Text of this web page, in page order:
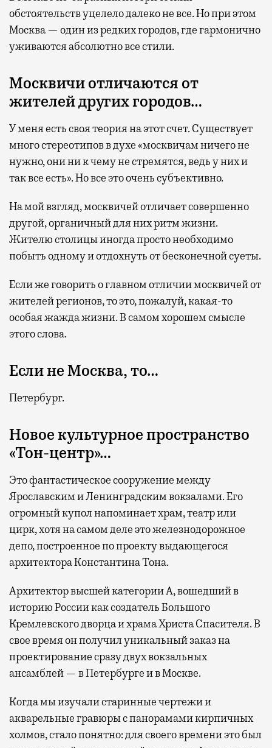
обстоятельств уцелело далеко не все.Но при этом
Москва — один из редких городов, где гармонично
уживаются абсолютно все стили.
Москвичи отличаются от
жителей других городов…
У меня есть своя теория на этот счет. Существует
много стереотипов в духе «москвичам ничего не
нужно, они ни к чему не стремятся, ведь у них и
так все есть». Но все это очень субъективно.
На мой взгляд, москвичей отличает совершенно
другой, органичный для них ритм жизни.
Жителю столицы иногда просто необходимо
побыть одному и отдохнуть от бесконечной суеты.
Если же говорить о главном отличии москвичей от
жителей регионов, то это, пожалуй, какая-то
особая жажда жизни. В самом хорошем смысле
этого слова.
Если не Москва, то…
Петербург.
Новое культурное пространство
«Тон-центр»…
Это фантастическое сооружение между
Ярославским и Ленинградским вокзалами. Его
огромный купол напоминает храм, театр или
цирк, хотя на самом деле это железнодорожное
депо, построенное по проекту выдающегося
архитектора Константина Тона.
Архитектор высшей категории А, вошедший в
историю России как создатель Большого
Кремлевского дворца и храма Христа Спасителя. В
свое время он получил уникальный заказ на
проектирование сразу двух вокзальных
ансамблей — в Петербурге и в Москве.
Когда мы изучали старинные чертежи и
акварельные гравюры с панорамами кирпичных
холмов, стало понятно: для своего времени это был